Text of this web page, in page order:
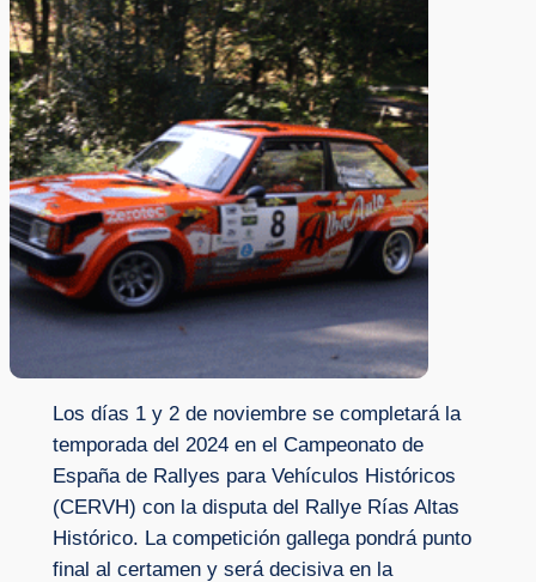
Los días 1 y 2 de noviembre se completará la
temporada del 2024 en el Campeonato de
España de Rallyes para Vehículos Históricos
(CERVH) con la disputa del Rallye Rías Altas
Histórico. La competición gallega pondrá punto
final al certamen y será decisiva en la